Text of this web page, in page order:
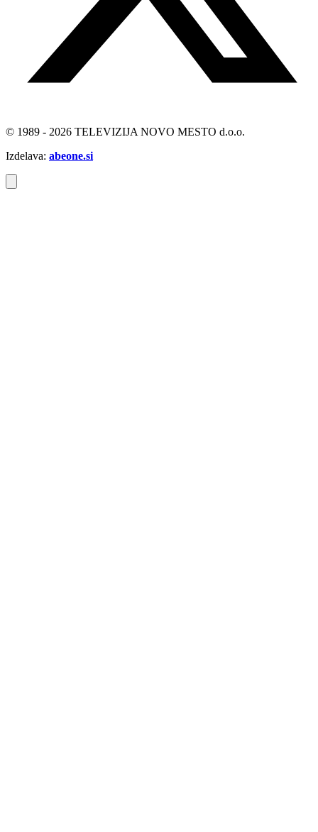
© 1989 - 2026 TELEVIZIJA NOVO MESTO d.o.o.
Izdelava: abeone.si